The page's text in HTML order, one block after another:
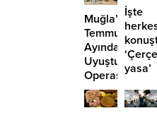
Muğla’da
Temmuz
Ayında
Uyuşturucu
Operasyonu:
29
Tutuklama
İşte
yasa’
teklifi